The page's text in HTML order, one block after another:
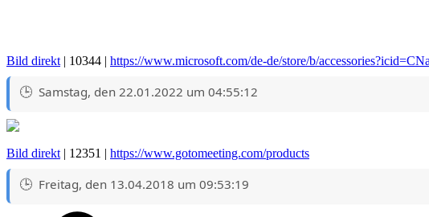
Bild direkt | 10344 | https://www.microsoft.com/de-de/store/b/
Samstag, den 22.01.2022 um 04:55:12
Bild direkt | 12351 | https://www.gotomeeting.com/products
Freitag, den 13.04.2018 um 09:53:19